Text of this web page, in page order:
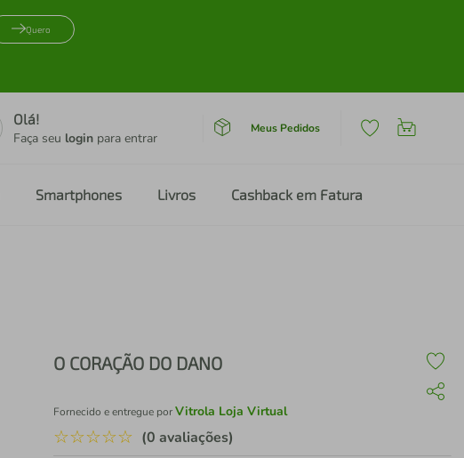
Quero
Olá!
Faça seu login para entrar
Meus Pedidos
Smartphones Livros Cashback em Fatura
O CORAÇÃO DO DANO
Fornecido e entregue porVitrola Loja Virtual
☆☆☆☆☆ (0 avaliações)